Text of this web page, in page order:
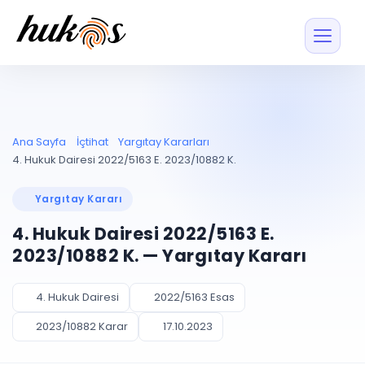
Entegrasyonu
UYAP ile otomatik
UYAP Evrak
Entegrasyonu
UETS Entegrasyonu
Tebligatları anında
Müvekkil ve taraf
Vekalet
PLANLAMA & TAKİP
Pano ve Takip
Blog
Ücretsiz Başlayın Giriş Yap
Ana Sayfa İçtihat
Yargıtay Kararları
4. Hukuk Dairesi 2022/5163 E. 2023/10882 K.
Yargıtay Kararı
4. Hukuk Dairesi 2022/5163 E.
2023/10882 K. — Yargıtay Kararı
4. Hukuk Dairesi
2022/5163 Esas
2023/10882 Karar
17.10.2023